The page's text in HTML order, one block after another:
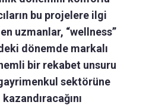
bu projelere ilgi
uzmanlar, “wellness”
dönemde markalı
bir rekabet unsuru
sektörüne